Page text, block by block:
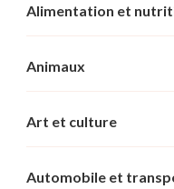
Alimentation et
Animaux
Art et culture
Automobile et